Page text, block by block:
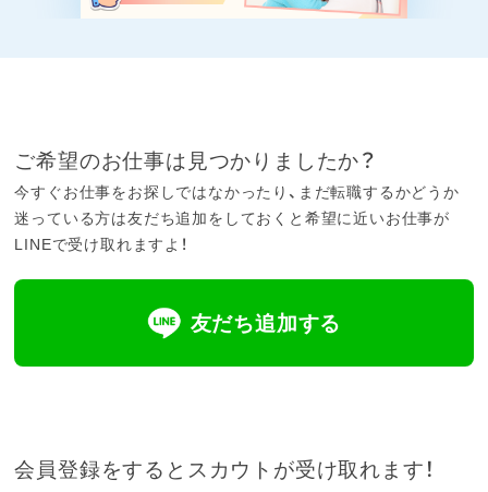
ご希望のお仕事は見つかりましたか？
今すぐお仕事をお探しではなかったり、まだ転職するかどうか
迷っている方は友だち追加をしておくと希望に近いお仕事が
LINEで受け取れますよ！
友だち追加する
会員登録をするとスカウトが受け取れます！